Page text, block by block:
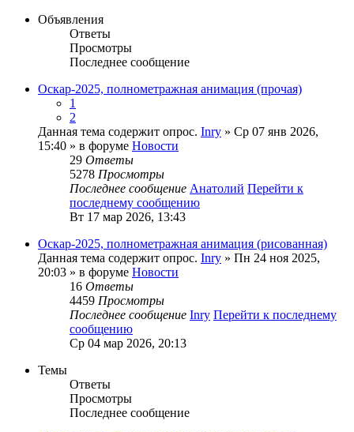
Объявления
Ответы
Просмотры
Последнее сообщение
Оскар-2025, полнометражная анимация (прочая)
1
2
Данная тема содержит опрос. Inry » Ср 07 янв 2026,
15:40 » в форуме Новости
29 Ответы
5278 Просмотры
Последнее сообщение Анатолий Перейти к
последнему сообщению
Вт 17 мар 2026, 13:43
Оскар-2025, полнометражная анимация (рисованная)
Данная тема содержит опрос. Inry » Пн 24 ноя 2025,
20:03 » в форуме Новости
16 Ответы
4459 Просмотры
Последнее сообщение Inry Перейти к последнему
сообщению
Ср 04 мар 2026, 20:13
Темы
Ответы
Просмотры
Последнее сообщение